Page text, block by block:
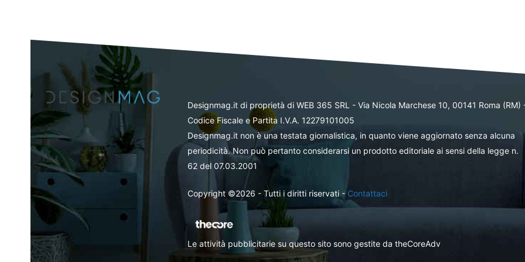
Designmag.it di proprietà di WEB 365 SRL - Via Nicola Marchese 10, 00141 Roma (RM)
Codice Fiscale e Partita I.V.A. 12279101005
Designmag.it non è una testata giornalistica, in quanto viene aggiornato senza alcuna
periodicità. Non può pertanto considerarsi un prodotto editoriale ai sensi della legge n.
62 del 07.03.2001
Copyright ©2026 - Tutti i diritti riservati -Contattaci
Le attività pubblicitarie su questo sito sono gestite da theCoreAdv